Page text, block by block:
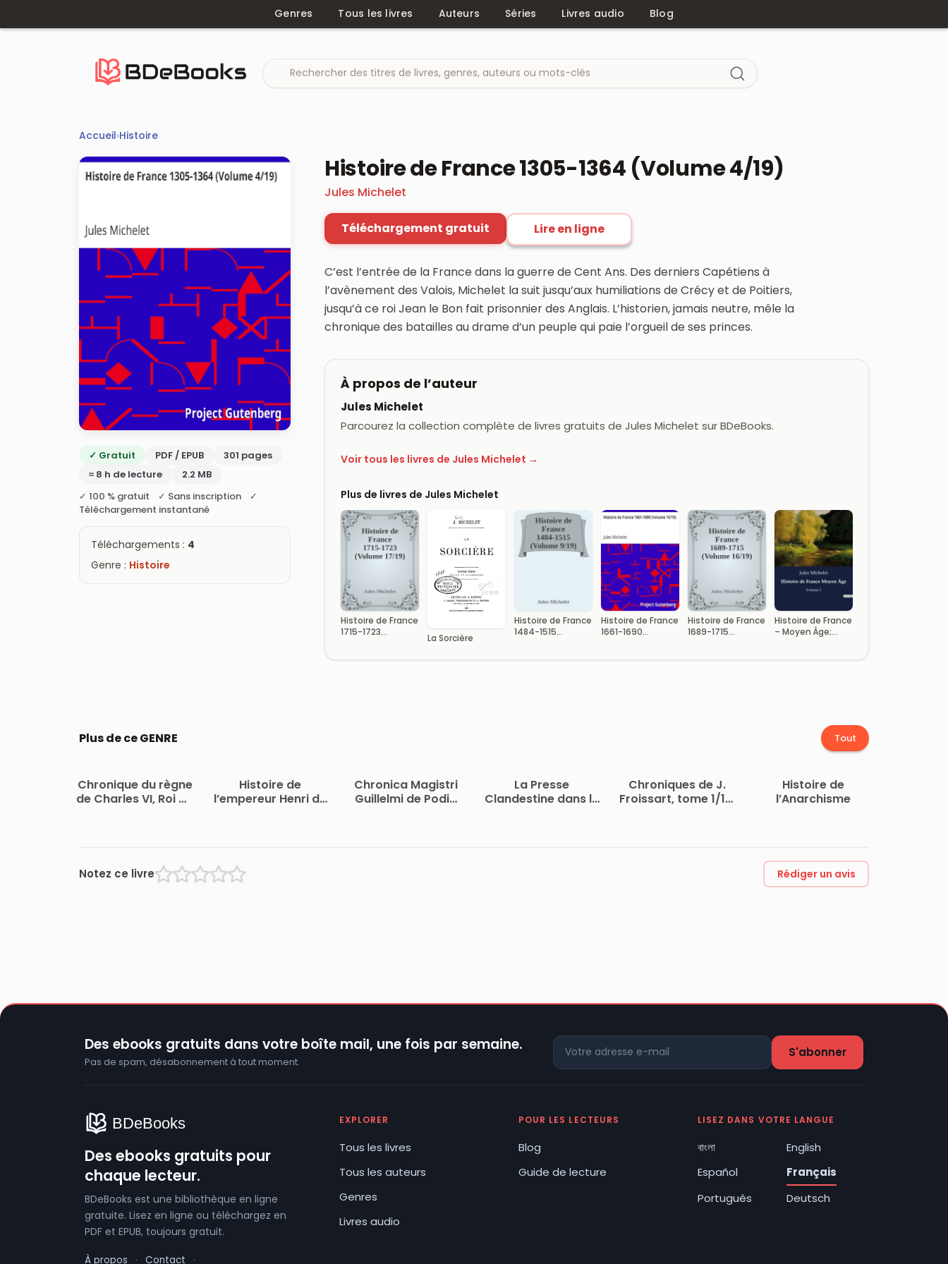
Genres Tous les livres Auteurs Séries Livres audio Blog
Accueil›Histoire
✓ Gratuit PDF / EPUB
301 pages
≈ 8 h de lecture
2.2 MB
✓ 100 % gratuit ✓ Sans inscription ✓
Téléchargement instantané
Téléchargements : 4
Genre : Histoire
Histoire de France 1305-1364 (Volume 4/19)
Jules Michelet
Téléchargement gratuit Lire en ligne
C’est l’entrée de la France dans la guerre de Cent Ans. Des derniers Capétiens à
l’avènement des Valois, Michelet la suit jusqu’aux humiliations de Crécy et de Poitiers,
jusqu’à ce roi Jean le Bon fait prisonnier des Anglais. L’historien, jamais neutre, mêle la
chronique des batailles au drame d’un peuple qui paie l’orgueil de ses princes.
À propos de l’auteur
Jules Michelet
Parcourez la collection complète de livres gratuits de Jules Michelet sur BDeBooks.
Voir tous les livres de Jules Michelet →
Plus de livres de Jules Michelet
Histoire de France
1715-1723
La Sorcière
Histoire de France
1484-1515
Histoire de France
1661-1690
Histoire de France
1689-1715
Histoire de France
– Moyen Âge;
Plus de ce GENRE Tout
Chronique du règne
de Charles VI, Roi de
Histoire de
l’empereur Henri de
Chronica Magistri
Guillelmi de Podio
La Presse
Clandestine dans la
Chroniques de J.
Froissart, tome 1/13,
Histoire de
l’Anarchisme
Notez ce livre Rédiger un avis
Des ebooks gratuits dans votre boîte mail, une fois par semaine.
Pas de spam, désabonnement à tout moment.
Des ebooks gratuits pour
chaque lecteur.
BDeBooks est une bibliothèque en ligne
gratuite. Lisez en ligne ou téléchargez en
PDF et EPUB, toujours gratuit.
À propos · Contact ·
EXPLORER
Tous les livres
Tous les auteurs
Genres
Livres audio
POUR LES LECTEURS
Blog
Guide de lecture
LISEZ DANS VOTRE LANGUE
বাংলা
English
Español
Français
Português
Deutsch